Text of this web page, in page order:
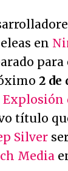
en
para
2 de
título
Silver
Media